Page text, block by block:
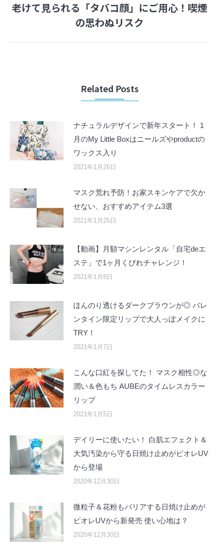
Next
post:
老けて見られる「タバコ顔」にご用心！喫煙
の思わぬリスク
Related Posts
ナチュラルデザインで新年スタート！ 1
月のMy Little Boxはニールズやproductの
ワックス入り
2021年1月26日
マスク荒れ予防！お家スキンケアで欠か
せない、おすすめアイテム3選
2021年1月25日
【動画】月額マシンレンタル「自宅deエ
ステ」で1ヶ月くびれチャレンジ！
2021年1月8日
ほんのり透けるダークブラウンが◎ バレ
ンタイン限定リップで大人っぽメイクに
TRY！
2021年1月7日
こんな口紅を探してた！ マスク相性◎な
潤い＆色もち AUBEのタイムレスカラー
リップ
2021年1月5日
デイリーに使いたい！ 白肌エフェクト＆
大気汚染から守る日焼け止めがビオレUV
から登場
2020年12月30日
微粒子＆花粉もバリアする日焼け止めが
ビオレUVから新発売 使い心地は？
2020年12月30日